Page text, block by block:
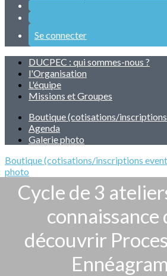
Se connecter
DUCPEC : qui sommes-nous ?
l'Organisation
L'équipe
Missions et Groupes
Boutique (cotisations/inscriptions
Agenda
Galerie photo
Boutique (cotisations/inscriptions
photo
Cycle de 3
connaissance
découvrir